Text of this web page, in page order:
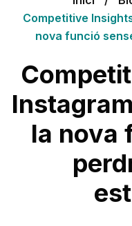
Competitive
nova funció
la nova